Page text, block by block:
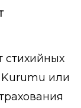
стихийных
Kurumu или